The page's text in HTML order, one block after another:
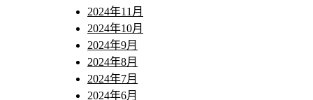
2024年11月
2024年10月
2024年9月
2024年8月
2024年7月
2024年6月